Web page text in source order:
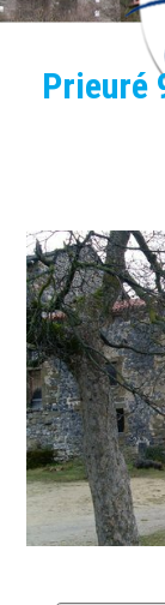
Prieuré